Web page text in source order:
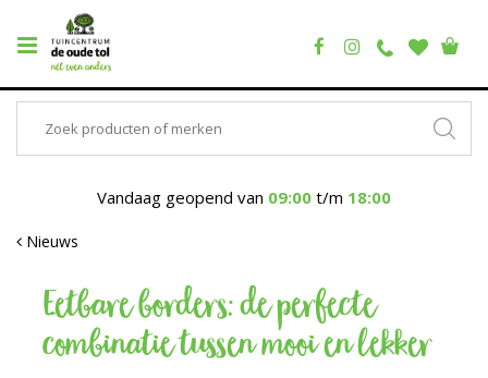
Vandaag geopend van 09:00 t/m 18:00
Nieuws
Eetbare borders: de perfecte
combinatie tussen mooi en lekker